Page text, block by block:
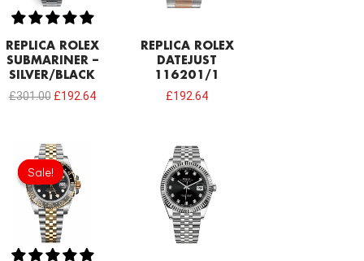
REPLICA ROLEX
SUBMARINER –
SILVER/BLACK
£301.00 £192.64
REPLICA ROLEX
DATEJUST
116201/1
£192.64
Sale!
Sale!